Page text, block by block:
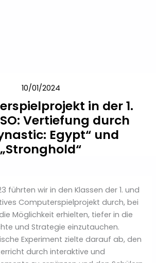
10/01/2024
in der 1.
Vertiefung durch
Egypt“ und
„Stronghold“
führten wir in den Klassen der 1. und
Computerspielprojekt durch, bei
Möglichkeit erhielten, tiefer in die
und Strategie einzutauchen.
Experiment zielte darauf ab, den
durch interaktive und